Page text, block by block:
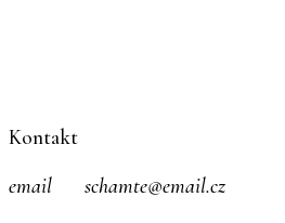
Kontakt
email schamte@email.cz